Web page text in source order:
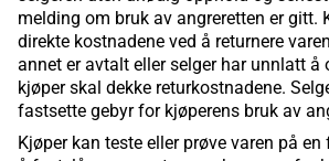
melding om bruk av angreretten er gitt.
direkte kostnadene ved å returnere
annet er avtalt eller selger har unnlatt å
kjøper skal dekke returkostnadene.
fastsette gebyr for kjøperens bruk av
Kjøper kan teste eller prøve varen på